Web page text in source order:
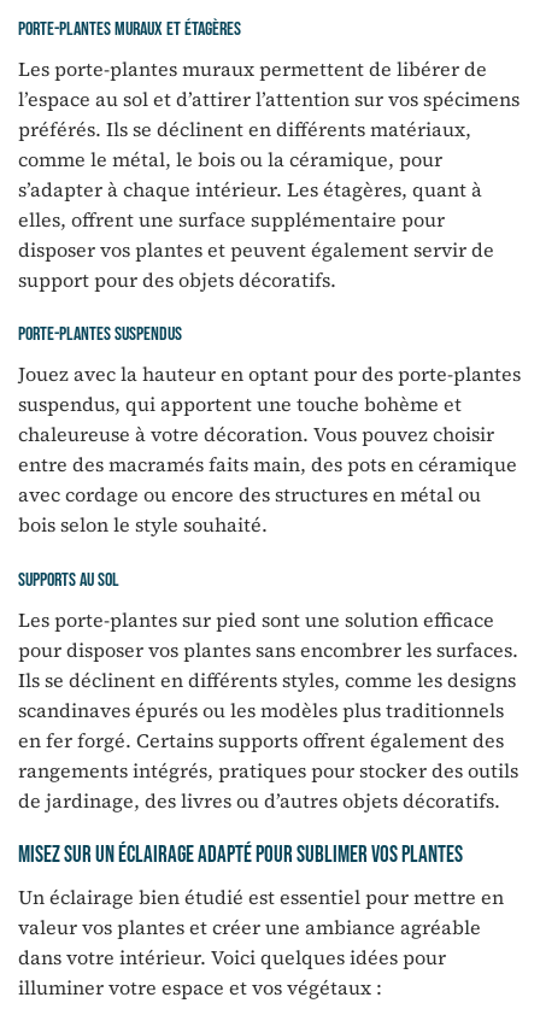
Porte-plantes muraux et étagères
Les porte-plantes muraux permettent de libérer de
l’espace au sol et d’attirer l’attention sur vos spécimens
préférés. Ils se déclinent en différents matériaux,
comme le métal, le bois ou la céramique, pour
s’adapter à chaque intérieur. Les étagères, quant à
elles, offrent une surface supplémentaire pour
disposer vos plantes et peuvent également servir de
support pour des objets décoratifs.
Porte-plantes suspendus
Jouez avec la hauteur en optant pour des porte-plantes
suspendus, qui apportent une touche bohème et
chaleureuse à votre décoration. Vous pouvez choisir
entre des macramés faits main, des pots en céramique
avec cordage ou encore des structures en métal ou
bois selon le style souhaité.
Supports au sol
Les porte-plantes sur pied sont une solution efficace
pour disposer vos plantes sans encombrer les surfaces.
Ils se déclinent en différents styles, comme les designs
scandinaves épurés ou les modèles plus traditionnels
en fer forgé. Certains supports offrent également des
rangements intégrés, pratiques pour stocker des outils
de jardinage, des livres ou d’autres objets décoratifs.
Misez sur un éclairage adapté pour sublimer vos plantes
Un éclairage bien étudié est essentiel pour mettre en
valeur vos plantes et créer une ambiance agréable
dans votre intérieur. Voici quelques idées pour
illuminer votre espace et vos végétaux :